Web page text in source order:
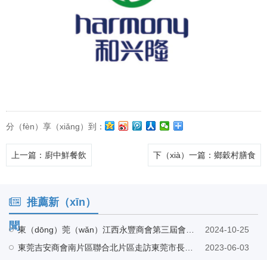
分（fèn）享（xiǎng）到：
上一篇 ：廚中鮮餐飲 下（xià）一篇 ：鄉穀村膳食
推薦新（xīn）
聞
2024-10-25
2023-06-03